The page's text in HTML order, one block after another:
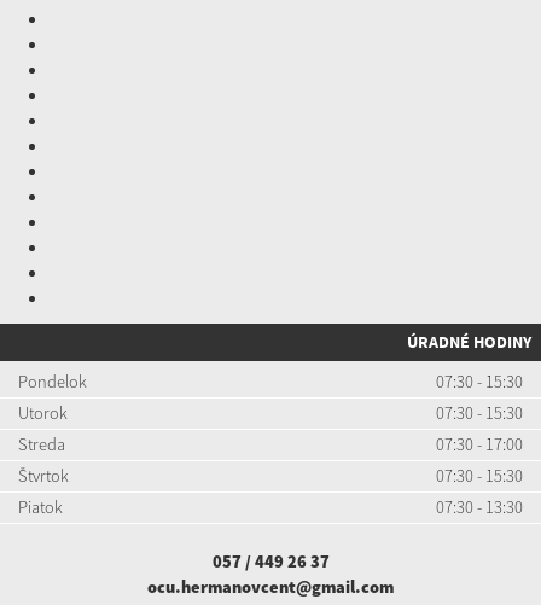
ÚRADNÉ HODINY
Pondelok
07:30 - 15:30
Utorok
07:30 - 15:30
Streda
07:30 - 17:00
Štvrtok
07:30 - 15:30
Piatok
07:30 - 13:30
057 / 449 26 37
ocu.hermanovcent@gmail.com